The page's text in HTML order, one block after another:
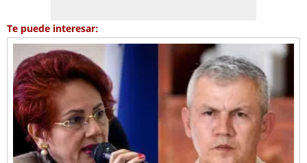
Te puede interesar: